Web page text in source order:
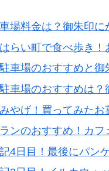
場料金は？御朱印に
らい町で食べ歩き！
車場のおすすめと御
車場のおすすめは？
やげ！買ってみたお
ンのおすすめ！カフ
4日目！最後にパン